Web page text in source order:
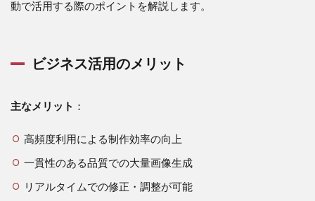
動で活用する際のポイントを解説します。
ビジネス活用のメリット
主なメリット ：
高頻度利用による制作効率の向上
一貫性のある品質での大量画像生成
リアルタイムでの修正・調整が可能